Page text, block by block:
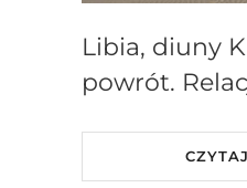
Libia, diuny
powrót.